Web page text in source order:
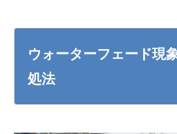
ウォーターフェード現
処法